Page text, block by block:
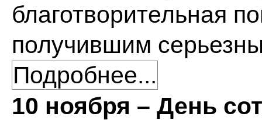
благотворительная
получившим
Подробнее...
10 ноября – День